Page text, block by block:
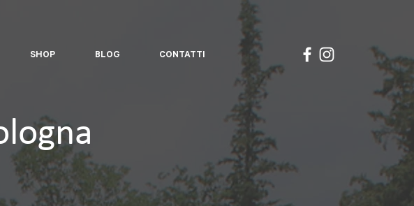
SHOP BLOG CONTATTI